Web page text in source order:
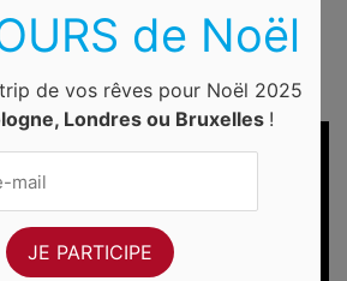
for Christmas
4 minutes de pure détente et de magie.
de Noël
de vos rêves pour Noël 2025
Londres ou Bruxelles !